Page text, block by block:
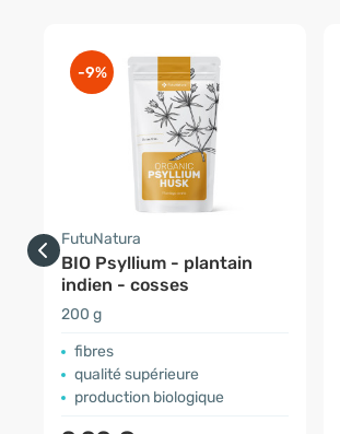
-9%
FutuNatura
BIO Psyllium - plantain
indien - cosses
200 g
fibres
qualité supérieure
production biologique